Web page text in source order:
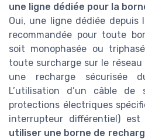
une ligne dédiée pour la
Oui, une ligne dédiée depuis
recommandée pour toute
soit monophasée ou
toute surcharge sur le réseau
une recharge sécurisée
L’utilisation d’un câble
protections électriques
interrupteur différentiel) est
utiliser une borne de